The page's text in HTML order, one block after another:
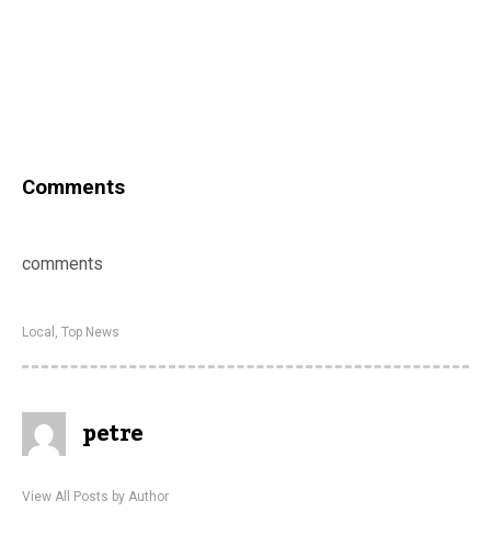
Comments
comments
Local Top News
petre
View All Posts by Author